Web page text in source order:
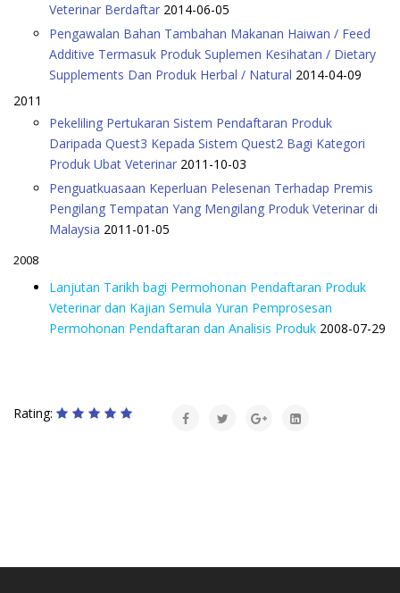
Veterinar Berdaftar 2014-06-05
Pengawalan Bahan Tambahan Makanan Haiwan / Feed
Additive Termasuk Produk Suplemen Kesihatan / Dietary
Supplements Dan Produk Herbal / Natural 2014-04-09
2011
Pekeliling Pertukaran Sistem Pendaftaran Produk
Daripada Quest3 Kepada Sistem Quest2 Bagi Kategori
Produk Ubat Veterinar 2011-10-03
Penguatkuasaan Keperluan Pelesenan Terhadap Premis
Pengilang Tempatan Yang Mengilang Produk Veterinar di
Malaysia 2011-01-05
2008
Lanjutan Tarikh bagi Permohonan Pendaftaran Produk
Veterinar dan Kajian Semula Yuran Pemprosesan
Permohonan Pendaftaran dan Analisis Produk 2008-07-29
Rating: